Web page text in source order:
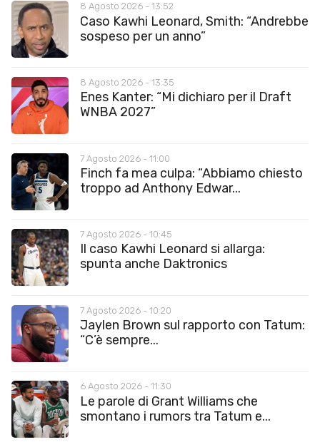
8 Agosto 2026 - 13:52
Caso Kawhi Leonard, Smith: “Andrebbe
sospeso per un anno”
8 Agosto 2026 - 13:35
Enes Kanter: “Mi dichiaro per il Draft
WNBA 2027”
7 Agosto 2026 - 11:00
Finch fa mea culpa: “Abbiamo chiesto
troppo ad Anthony Edwar...
7 Agosto 2026 - 10:45
Il caso Kawhi Leonard si allarga:
spunta anche Daktronics
7 Agosto 2026 - 10:20
Jaylen Brown sul rapporto con Tatum:
“C’è sempre...
6 Agosto 2026 - 11:30
Le parole di Grant Williams che
smontano i rumors tra Tatum e...